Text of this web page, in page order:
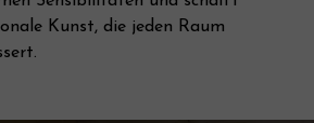
Kunst, die jeden Raum